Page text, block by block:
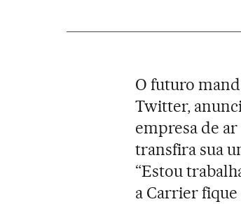
O futuro
Twitter,
empresa de
transfira sua
“Estou
a Carrier fique